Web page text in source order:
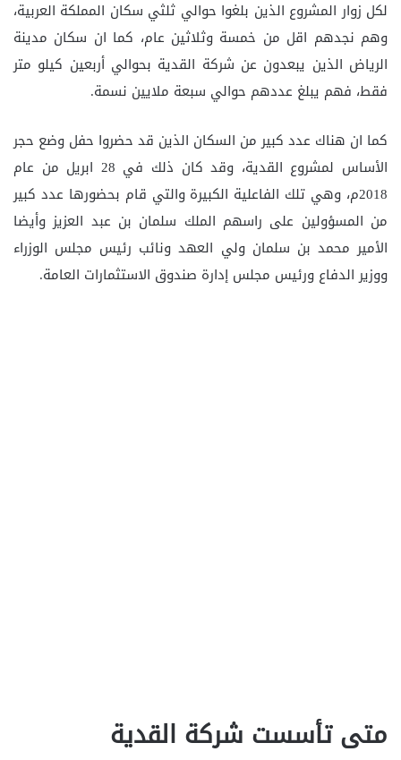
لكل زوار المشروع الذين بلغوا حوالي ثلثي سكان المملكة العربية،
وهم نجدهم اقل من خمسة وثلاثين عام، كما ان سكان مدينة
الرياض الذين يبعدون عن شركة القدية بحوالي أربعين كيلو متر
فقط، فهم يبلغ عددهم حوالي سبعة ملايين نسمة.
كما ان هناك عدد كبير من السكان الذين قد حضروا حفل وضع حجر
الأساس لمشروع القدية، وقد كان ذلك في 28 ابريل من عام
2018م، وهي تلك الفاعلية الكبيرة والتي قام بحضورها عدد كبير
من المسؤولين على راسهم الملك سلمان بن عبد العزيز وأيضا
الأمير محمد بن سلمان ولي العهد ونائب رئيس مجلس الوزراء
ووزير الدفاع ورئيس مجلس إدارة صندوق الاستثمارات العامة.
متى تأسست شركة القدية